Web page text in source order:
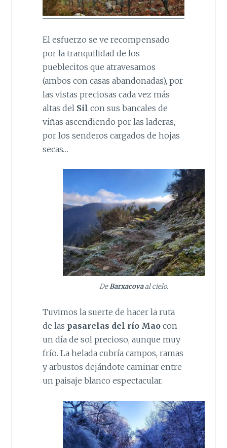
El esfuerzo se ve recompensado
por la tranquilidad de los
pueblecitos que atravesamos
(ambos con casas abandonadas), por
las vistas preciosas cada vez más
altas del Sil con sus bancales de
viñas ascendiendo por las laderas,
por los senderos cargados de hojas
secas…
DeBarxacovaal cielo.
Tuvimos la suerte de hacer la ruta
de las pasarelas del río Maocon
un día de sol precioso, aunque muy
frío. La helada cubría campos, ramas
y arbustos dejándote caminar entre
un paisaje blanco espectacular.